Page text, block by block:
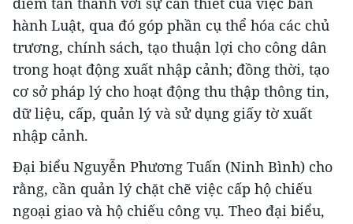
hành Luật, qua đó góp phần cụ thể hóa các chủ
trương, chính sách, tạo thuận lợi cho công dân
trong hoạt động xuất nhập cảnh; đồng thời, tạo
cơ sở pháp lý cho hoạt động thu thập thông tin,
dữ liệu, cấp, quản lý và sử dụng giấy tờ xuất
nhập cảnh.
Đại biểu Nguyễn Phương Tuấn (Ninh Bình) cho
rằng, cần quản lý chặt chẽ việc cấp hộ chiếu
ngoại giao và hộ chiếu công vụ. Theo đại biểu,